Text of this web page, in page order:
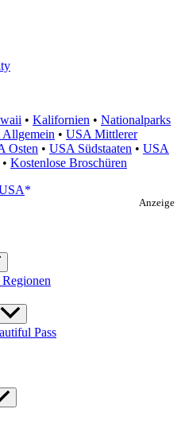
• Kalifornien • Nationalparks
• USA Mittlerer
Osten • USA Südstaaten • USA
• Kostenlose Broschüren
Anzeige
Pass